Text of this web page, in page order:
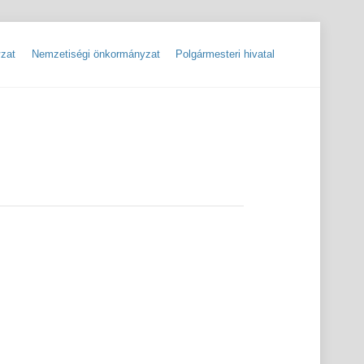
Nemzetiségi önkormányzat Polgármesteri hivatal